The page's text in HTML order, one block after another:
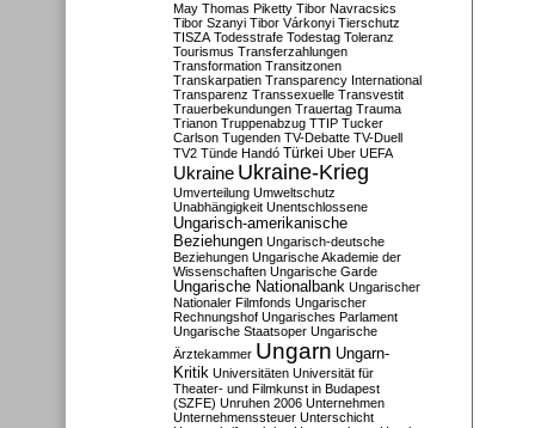
May Thomas Piketty Tibor Navracsics
Tibor Szanyi Tibor Várkonyi Tierschutz
TISZA Todesstrafe Todestag Toleranz
Tourismus Transferzahlungen
Transformation Transitzonen
Transkarpatien Transparency International
Transparenz Transsexuelle Transvestit
Trauerbekundungen Trauertag Trauma
Trianon Truppenabzug TTIP Tucker
Carlson Tugenden TV-Debatte TV-Duell
TV2 Tünde Handó Türkei Uber UEFA
Ukraine Ukraine-Krieg
Umverteilung Umweltschutz
Unabhängigkeit Unentschlossene
Ungarisch-amerikanische
Beziehungen Ungarisch-deutsche
Beziehungen Ungarische Akademie der
Wissenschaften Ungarische Garde
Ungarische Nationalbank Ungarischer
Nationaler Filmfonds Ungarischer
Rechnungshof Ungarisches Parlament
Ungarische Staatsoper Ungarische
Ärztekammer Ungarn Ungarn-
Kritik Universitäten Universität für
Theater- und Filmkunst in Budapest
(SZFE) Unruhen 2006 Unternehmen
Unternehmenssteuer Unterschicht